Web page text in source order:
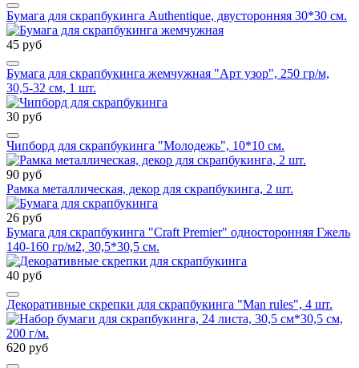
Бумага для скрапбукинга Authentique, двусторонняя 30*30 см.
45 руб
Бумага для скрапбукинга жемчужная "Арт узор", 250 гр/м,
30,5-32 см, 1 шт.
30 руб
Чипборд для скрапбукинга "Молодежь", 10*10 см.
90 руб
Рамка металлическая, декор для скрапбукинга, 2 шт.
26 руб
Бумага для скрапбукинга "Craft Premier" односторонняя Гжель
140-160 гр/м2, 30,5*30,5 см.
40 руб
Декоративные скрепки для скрапбукинга "Man rules", 4 шт.
620 руб